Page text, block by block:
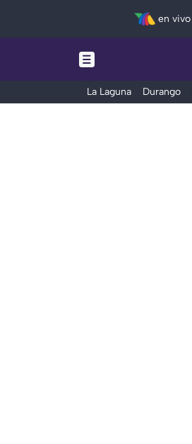
en vivo
La Laguna Durango